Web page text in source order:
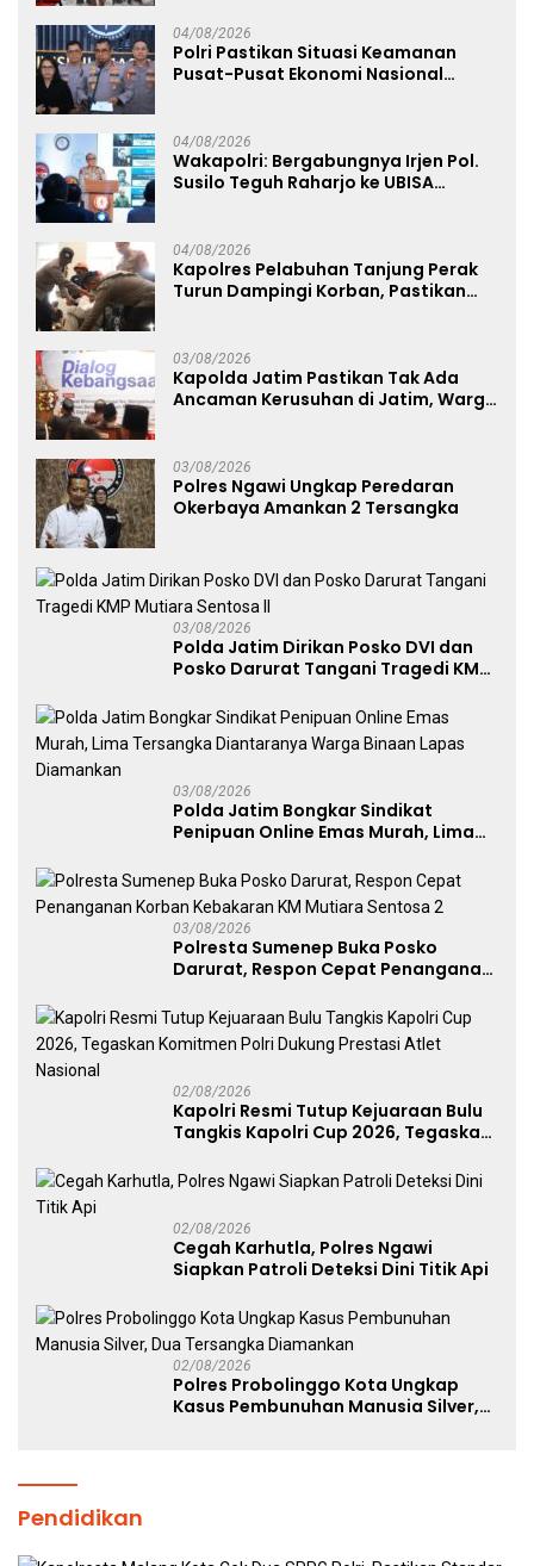
04/08/2026
Polri Pastikan Situasi Keamanan
Pusat-Pusat Ekonomi Nasional
04/08/2026
Wakapolri: Bergabungnya Irjen Pol.
Susilo Teguh Raharjo ke UBISA
04/08/2026
Kapolres Pelabuhan Tanjung Perak
Turun Dampingi Korban, Pastikan
03/08/2026
Kapolda Jatim Pastikan Tak Ada
Ancaman Kerusuhan di Jatim, Warga
03/08/2026
Polres Ngawi Ungkap Peredaran
Okerbaya Amankan 2 Tersangka
03/08/2026
Polda Jatim Dirikan Posko DVI dan
Posko Darurat Tangani Tragedi KMP
03/08/2026
Polda Jatim Bongkar Sindikat
Penipuan Online Emas Murah, Lima
Binaan Lapas Diamankan
03/08/2026
Polresta Sumenep Buka Posko
Darurat, Respon Cepat Penanganan
Sentosa 2
02/08/2026
Kapolri Resmi Tutup Kejuaraan Bulu
Tangkis Kapolri Cup 2026, Tegaskan
Atlet Nasional
02/08/2026
Cegah Karhutla, Polres Ngawi
Siapkan Patroli Deteksi Dini Titik Api
02/08/2026
Polres Probolinggo Kota Ungkap
Kasus Pembunuhan Manusia Silver,
Pendidikan